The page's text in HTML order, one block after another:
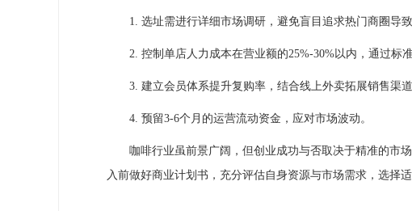
1. 选址需进行详细市场调研，避免盲目追求热门商圈导致
2. 控制单店人力成本在营业额的25%-30%以内，通过标准
3. 建立会员体系提升复购率，结合线上外卖拓展销售渠道
4. 预留3-6个月的运营流动资金，应对市场波动。
咖啡行业虽前景广阔，但创业成功与否取决于精准的市
入前做好商业计划书，充分评估自身资源与市场需求，选择